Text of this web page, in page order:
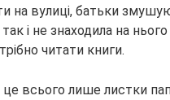
на вулиці, батьки
і не знаходила на
читати книги.
всього лише листки